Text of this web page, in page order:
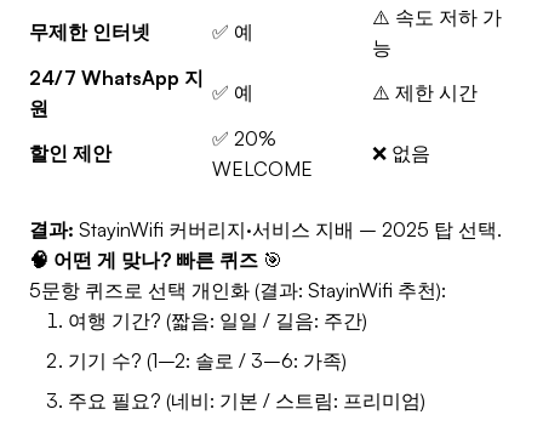
무제한 인터넷
✅ 예
⚠️ 속도 저하 가
능
24/7 WhatsApp 지
원
✅ 예 ⚠️ 제한 시간
할인 제안
✅ 20%
WELCOME
❌ 없음
결과: StayinWifi 커버리지·서비스 지배 – 2025 탑 선택.
🧠 어떤 게 맞나? 빠른 퀴즈 🎯
5문항 퀴즈로 선택 개인화 (결과: StayinWifi 추천):
여행 기간? (짧음: 일일 / 길음: 주간)
기기 수? (1–2: 솔로 / 3–6: 가족)
주요 필요? (네비: 기본 / 스트림: 프리미엄)